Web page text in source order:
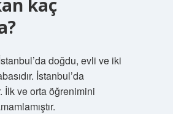
kaç
doğdu, evli ve iki
İstanbul’da
İlk ve orta öğrenimini